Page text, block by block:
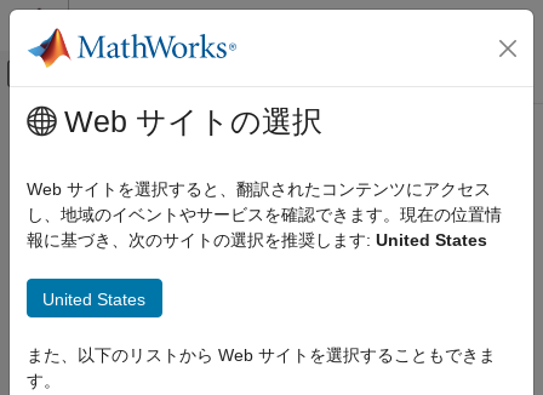
コンテンツへスキップ
オフキャンバス ナビゲーション メ
ドキュメンテーションのホーム
カテゴリ
Simscape
Simscape 入門
Foundation ブロック ライブラリ
シミュレーションと解析
メインコンテンツ
Web サイトの選択
Web サイトを選択すると、翻訳されたコンテンツにアクセス
し、地域のイベントやサービスを確認できます。現在の位置情
報に基づき、次のサイトの選択を推奨します: United States
United States
また、以下のリストから Web サイトを選択することもできま
す。